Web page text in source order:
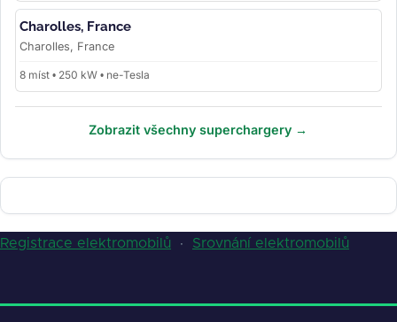
Charolles, France
Charolles, France
8 míst • 250 kW • ne-Tesla
Zobrazit všechny superchargery →
Registrace elektromobilů · Srovnání elektromobilů